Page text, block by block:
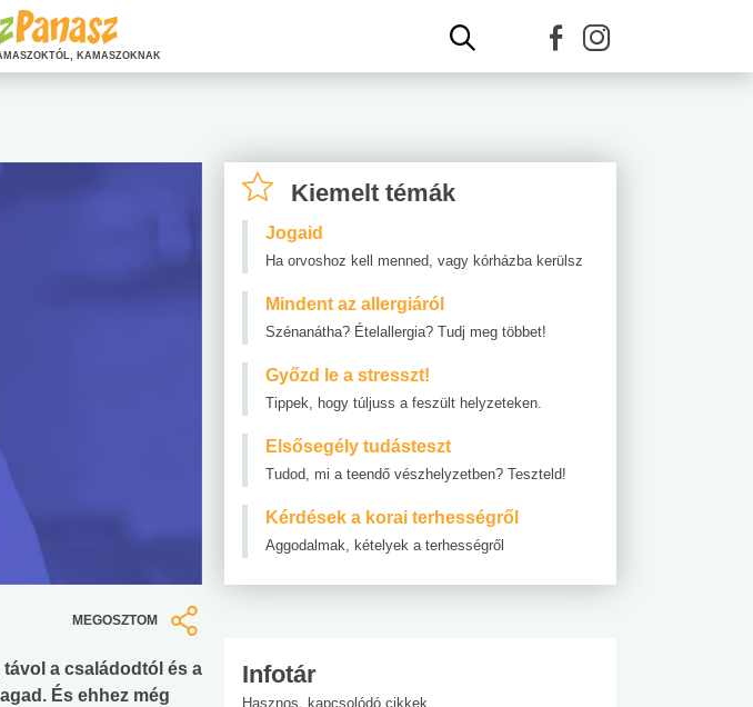
MEGOSZTOM
a családodtól és a
És ehhez még
Kiemelt témák
Jogaid
Ha orvoshoz kell menned, vagy kórházba kerülsz
Mindent az allergiáról
Szénanátha? Ételallergia? Tudj meg többet!
Győzd le a stresszt!
Tippek, hogy túljuss a feszült helyzeteken.
Elsősegély tudásteszt
Tudod, mi a teendő vészhelyzetben? Teszteld!
Kérdések a korai terhességről
Aggodalmak, kételyek a terhességről
Infotár
Hasznos, kapcsolódó cikkek
KAMASZOKNAK